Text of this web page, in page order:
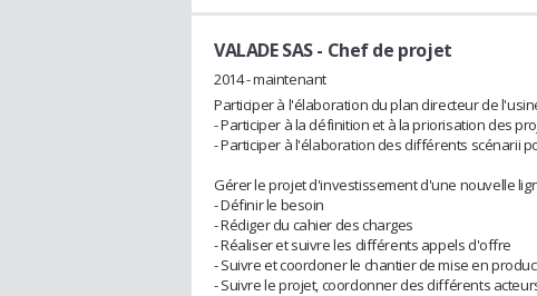
VALADE SAS- Chef de projet
2014 - maintenant
Participer à l'élaboration du plan directeur de
- Participer à la définition et à la priorisation des
- Participer à l'élaboration des différents scénarii
Gérer le projet d'investissement d'une nouvelle
- Définir le besoin
- Rédiger du cahier des charges
- Réaliser et suivre les différents appels d'offre
- Suivre et coordoner le chantier de mise en
- Suivre le projet, coordonner des différents